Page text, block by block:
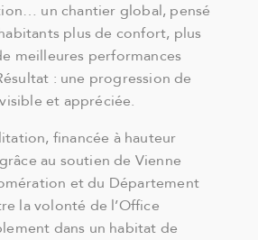
un chantier global, pensé
plus de confort, plus
meilleures performances
: une progression de
et appréciée.
financée à hauteur
au soutien de Vienne
et du Département
la volonté de l’Office
dans un habitat de